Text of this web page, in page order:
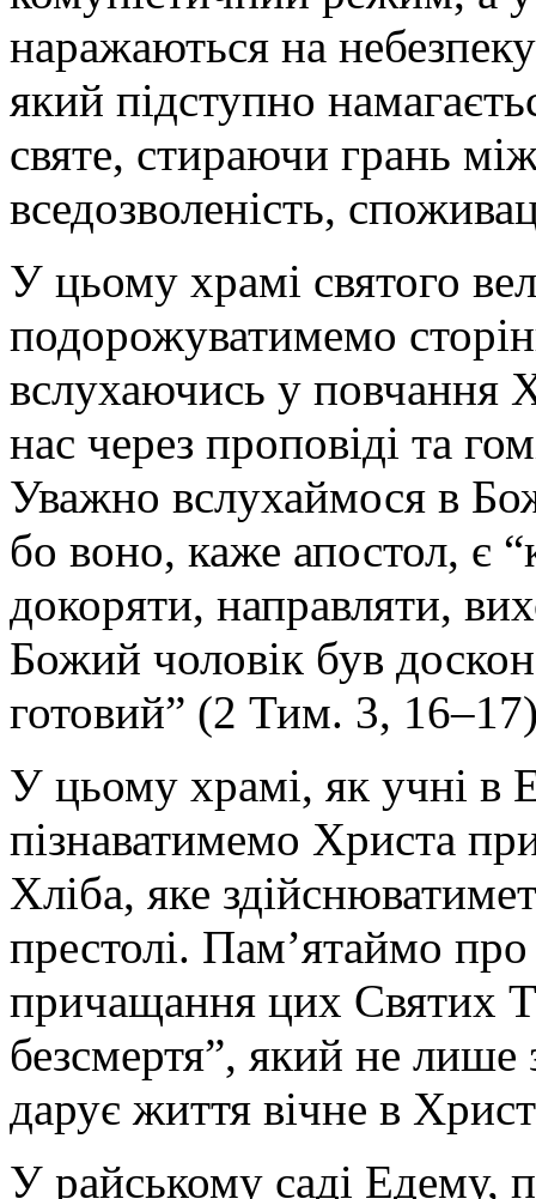
наражаються на
який підступно
святе, стираючи грань
вседозволеність,
У цьому храмі святого
подорожуватимемо
вслухаючись у повчання
нас через проповіді та
Уважно вслухаймося в
бо воно, каже апостол, є
докоряти, направляти,
Божий чоловік був
готовий” (2 Тим. 3,
У цьому храмі, як учні в
пізнаватимемо Христа
Хліба, яке
престолі. Пам’ятаймо
причащання цих Святих
безсмертя”, який не
дарує життя вічне в
У райському саді Едему,